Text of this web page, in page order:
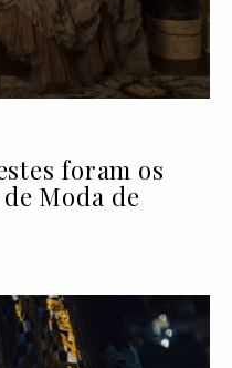
foram os
Moda de